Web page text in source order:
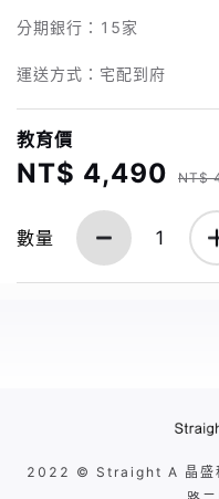
分期銀行： 15家
運送方式：宅配到府
教育價
NT$ 4,490 NT$
數量 1
2022 © Straight A 晶盛科